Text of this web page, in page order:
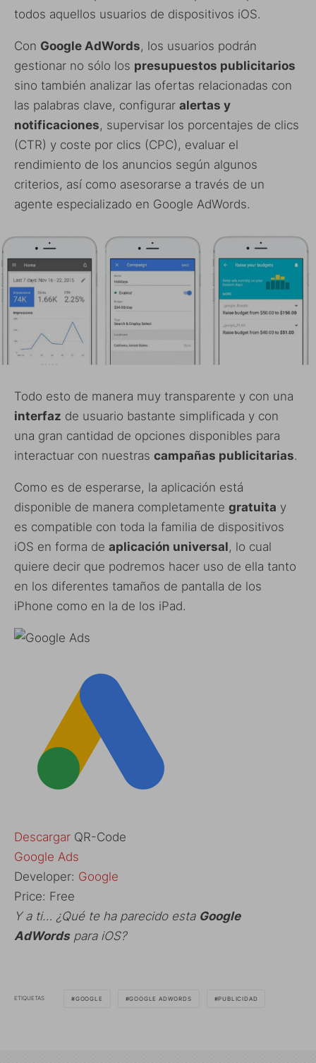
todos aquellos usuarios de dispositivos iOS.
Con Google AdWords, los usuarios podrán
gestionar no sólo los presupuestos publicitarios
sino también analizar las ofertas relacionadas con
las palabras clave, configurar alertas y
notificaciones, supervisar los porcentajes de clics
(CTR) y coste por clics (CPC), evaluar el
rendimiento de los anuncios según algunos
criterios, así como asesorarse a través de un
agente especializado en Google AdWords.
Todo esto de manera muy transparente y con una
interfaz de usuario bastante simplificada y con
una gran cantidad de opciones disponibles para
interactuar con nuestras campañas publicitarias.
Como es de esperarse, la aplicación está
disponible de manera completamente gratuita y
es compatible con toda la familia de dispositivos
iOS en forma de aplicación universal, lo cual
quiere decir que podremos hacer uso de ella tanto
en los diferentes tamaños de pantalla de los
iPhone como en la de los iPad.
Descargar QR-Code
‎Google Ads
Developer: Google
Price: Free
Y a ti… ¿Qué te ha parecido esta Google
AdWordspara iOS?
ETIQUETAS GOOGLE GOOGLE ADWORDS PUBLICIDAD